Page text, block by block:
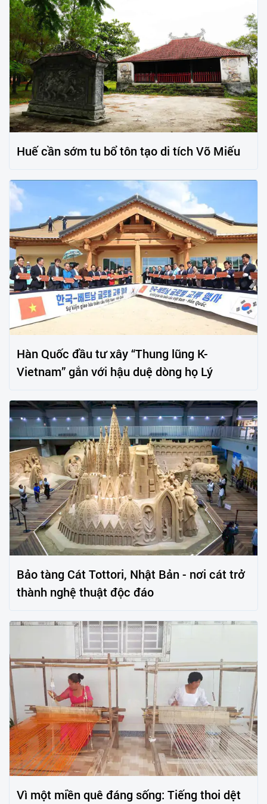
Huế cần sớm tu bổ tôn tạo di tích Võ Miếu
Hàn Quốc đầu tư xây “Thung lũng K-
Vietnam” gắn với hậu duệ dòng họ Lý
Bảo tàng Cát Tottori, Nhật Bản - nơi cát trở
thành nghệ thuật độc đáo
Vì một miền quê đáng sống: Tiếng thoi dệt